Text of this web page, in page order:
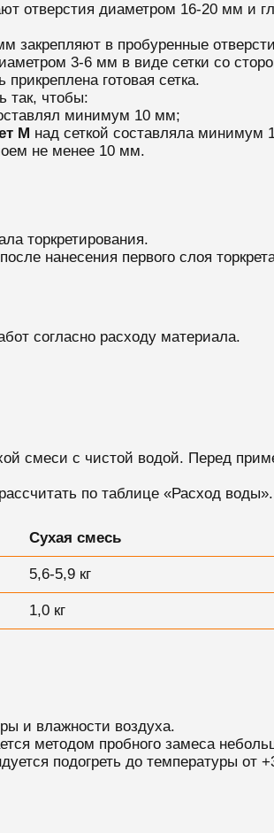
отверстия диаметром 16-20 мм и
в пробуренные
3‑6 мм в виде сетки со
готовая сетка.
так, чтобы:
минимум 10 мм;
М над сеткой составляла минимум
не менее 10 мм.
торкретирования.
нанесения первого слоя
согласно расходу материала.
смеси с чистой водой. Перед
по таблице «Расход воды».
Сухая смесь
5,6-5,9 кг
1,0 кг
и влажности воздуха.
методом пробного замеса
подогреть до температуры от